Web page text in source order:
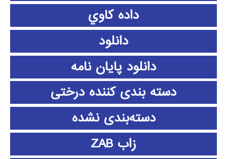
داده كاوي
دانلود
دانلود پايان نامه
دسته بندی کننده درختی
دسته‌بندی نشده
زاب ZAB